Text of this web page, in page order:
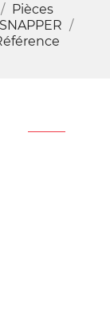
Pièces
SNAPPER